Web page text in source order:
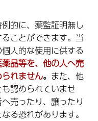
的に、薬監証明無し
ことができます。当
人的な使用に供する
品等を、他の人へ売
れません。 また、他
認められていませ
売ったり、譲ったり
る恐れがあります。